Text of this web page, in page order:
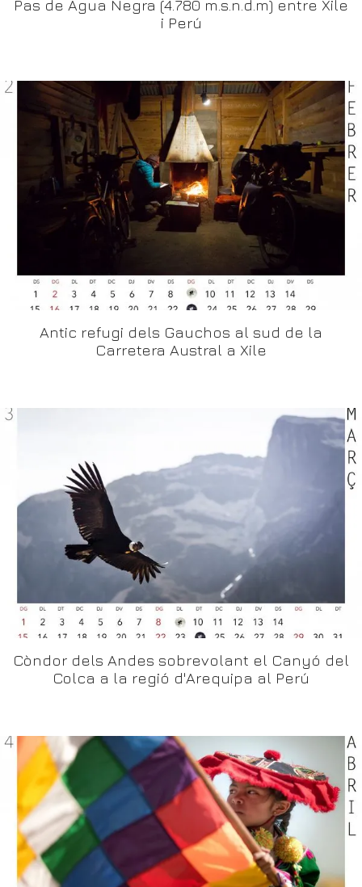
Pas de Agua Negra (4.780 m.s.n.d.m) entre Xile
i Perú
Antic refugi dels Gauchos al sud de la
Carretera Austral a Xile
Còndor dels Andes sobrevolant el Canyó del
Colca a la regió d'Arequipa al Perú